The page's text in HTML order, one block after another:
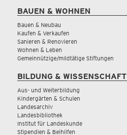
BAUEN & WOHNEN
Bauen & Neubau
Kaufen & Verkaufen
Sanieren & Renovieren
Wohnen & Leben
Gemeinnützige/mildtätige Stiftungen
BILDUNG & WISSENSCHAFT
Aus- und Weiterbildung
Kindergärten & Schulen
Landesarchiv
Landesbibliothek
Institut für Landeskunde
Stipendien & Beihilfen